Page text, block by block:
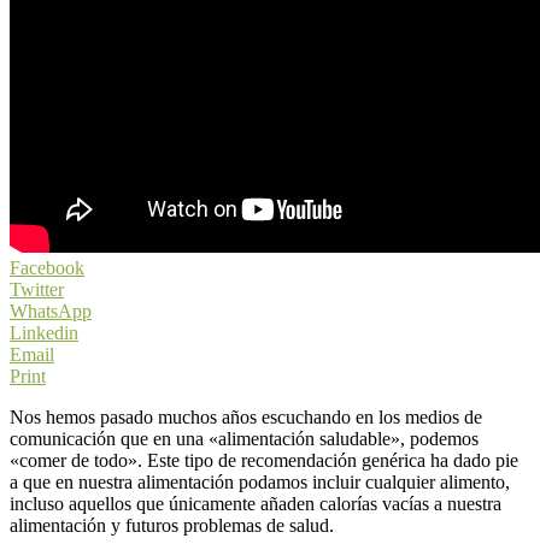
Facebook
Twitter
WhatsApp
Linkedin
Email
Print
Nos hemos pasado muchos años escuchando en los medios de
comunicación que en una «alimentación saludable», podemos
«comer de todo». Este tipo de recomendación genérica ha dado pie
a que en nuestra alimentación podamos incluir cualquier alimento,
incluso aquellos que únicamente añaden calorías vacías a nuestra
alimentación y futuros problemas de salud.